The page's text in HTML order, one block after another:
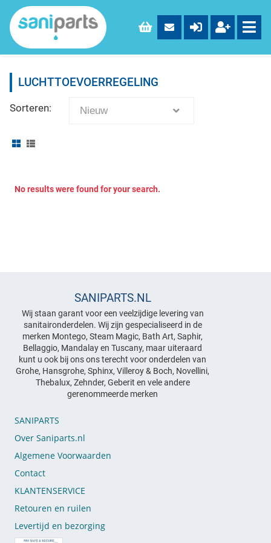
LUCHTTOEVOERREGELING
Sorteren: Nieuw
No results were found for your search.
SANIPARTS.NL
Wij staan garant voor een veelzijdige levering van
sanitaironderdelen. Wij zijn gespecialiseerd in de
merken Montego, Steam Magic, Bath Art, Saphir,
Bellaggio, Mandalay en Tuscany, maar uiteraard
kunt u ook bij ons ons terecht voor onderdelen van
Grohe, Hansgrohe, Sphinx, Villeroy & Boch, Novellini,
Thebalux, Zehnder, Geberit en vele andere
gerenommeerde merken
SANIPARTS
Over Saniparts.nl
Algemene Voorwaarden
Contact
KLANTENSERVICE
Retouren en ruilen
Levertijd en bezorging